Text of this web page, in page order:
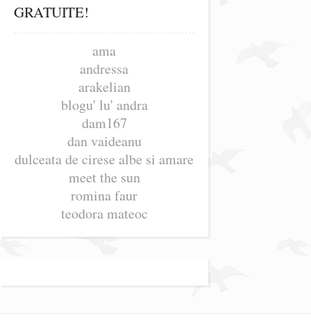
GRATUITE!
ama
andressa
arakelian
blogu' lu' andra
dam167
dan vaideanu
dulceata de cirese albe si amare
meet the sun
romina faur
teodora mateoc